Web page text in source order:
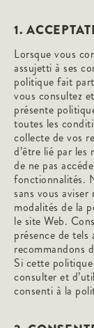
1.
Lorsque vous
assujetti à ses
politique fait
vous consultez
présente
toutes les
collecte de vos
d’être lié par les
de ne pas
fonctionnalités.
sans vous
modalités de la
le site Web.
présence de
recommandons
Si cette
consulter et
consenti à la